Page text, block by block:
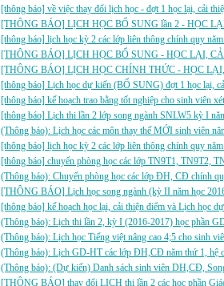
[thông báo] về việc thay đổi lịch học - đợt 1 học lại, cải
[THÔNG BÁO] LỊCH HỌC BỔ SUNG lần 2 - HỌC
[thông báo] lịch học kỳ 2 các lớp liên thông chính quy
[THÔNG BÁO] LỊCH HỌC BỔ SUNG - HỌC LẠI,
[THÔNG BÁO] LỊCH HỌC CHÍNH THỨC - HỌC
[thông báo] Lịch học dự kiến (BỔ SUNG) đợt 1 học lại,
[thông báo] kế hoạch trao bằng tốt nghiệp cho sinh viên
[thông báo] Lịch thi lần 2 lớp song ngành SNLW5 kỳ I
(Thông báo): Lịch học các môn thay thế MỚI sinh viên
[thông báo] lịch học kỳ 2 các lớp liên thông chính quy
[thông báo] chuyển phòng học các lớp TN9T1, TN9T2,
(Thông báo): Chuyển phòng học các lớp ĐH, CĐ chính
[THÔNG BÁO] Lịch học song ngành (kỳ II năm học
[thông báo] kế hoạch học lại, cải thiện điểm và Lịch học
(Thông báo): Lịch thi lần 2, kỳ I (2016-2017) học phần
(Thông báo): Lịch học Tiếng việt nâng cao 4;5 cho sinh
(Thông báo): Lịch GD-HT các lớp ĐH,CĐ năm thứ 1, hệ
(Thông báo): (Dự kiến) Danh sách sinh viên DH,CĐ,
[THÔNG BÁO] thay đổi LỊCH thi lần 2 các học phần